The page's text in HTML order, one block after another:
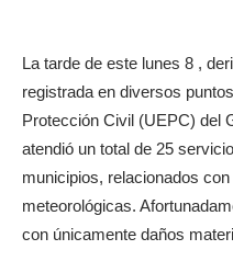
La tarde de este lunes 8 ,
registrada en diversos
Protección Civil (UEPC) del
atendió un total de 25
municipios, relacionados
meteorológicas.
con únicamente daños